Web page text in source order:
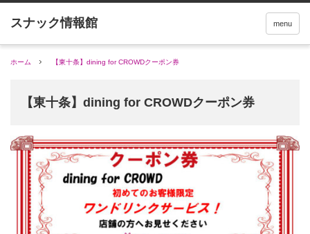
menu
ホーム 【東十条】dining for CROWDクーポン券
【東十条】dining for CROWDクーポン券